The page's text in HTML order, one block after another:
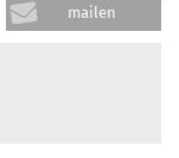
mailen